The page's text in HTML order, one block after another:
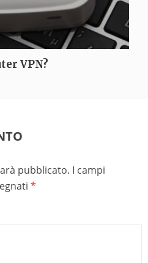
VPN?
pubblicato. I campi
*